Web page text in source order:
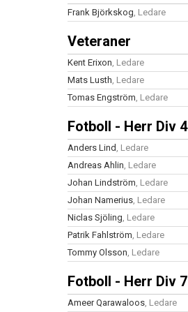
Frank Björkskog, Ledare
Veteraner
Kent Erixon, Ledare
Mats Lusth, Ledare
Tomas Engström, Ledare
Fotboll - Herr Div 4
Anders Lind , Ledare
Andreas Ahlin, Ledare
Johan Lindström, Ledare
Johan Namerius, Ledare
Niclas Sjöling, Ledare
Patrik Fahlström, Ledare
Tommy Olsson, Ledare
Fotboll - Herr Div 7
Ameer Qarawaloos, Ledare